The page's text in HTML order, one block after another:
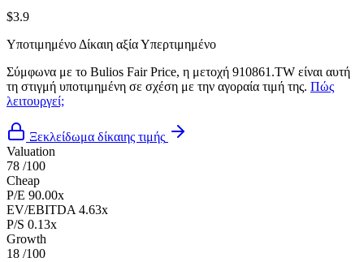
$3.9
Υποτιμημένο Δίκαιη αξίαΥπερτιμημένο
Σύμφωνα με το Bulios Fair Price, η μετοχή 910861.TW είναι αυτή
τη στιγμή υποτιμημένη σε σχέση με την αγοραία τιμή της. Πώς
λειτουργεί;
Ξεκλείδωμα δίκαιης τιμής
Valuation
78 /100
Cheap
P/E 90.00x
EV/EBITDA 4.63x
P/S 0.13x
Growth
18 /100